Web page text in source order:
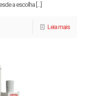
a escolha […]
Leia mais